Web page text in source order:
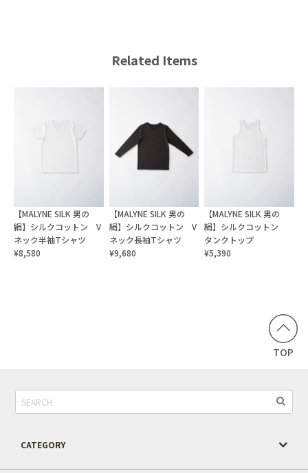
Related Items
【MALYNE SILK 男の
絹】シルクコットン V
ネック半袖Tシャツ
¥8,580
【MALYNE SILK 男の
絹】シルクコットン V
ネック長袖Tシャツ
¥9,680
【MALYNE SILK 男の
絹】シルクコットン
タンクトップ
¥5,390
TOP
CATEGORY